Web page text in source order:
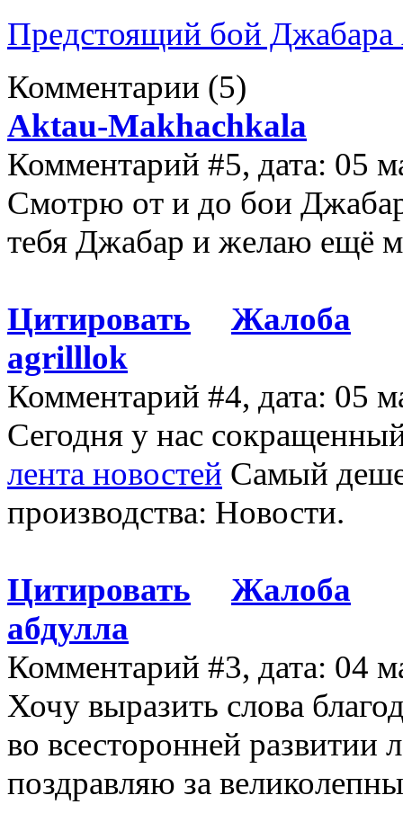
Предстоящий бой Джабара
Комментарии (5)
Aktau-Makhachkala
Комментарий #5, дата: 05
Смотрю от и до бои
тебя Джабар и желаю ещё
Цитировать
Жалоба
agrilllok
Комментарий #4, дата: 05
Сегодня у нас
лента новостей Самый
производства: Новости.
Цитировать
Жалоба
абдулла
Комментарий #3, дата: 04
Хочу выразить слова
во всесторонней развитии
поздравляю за